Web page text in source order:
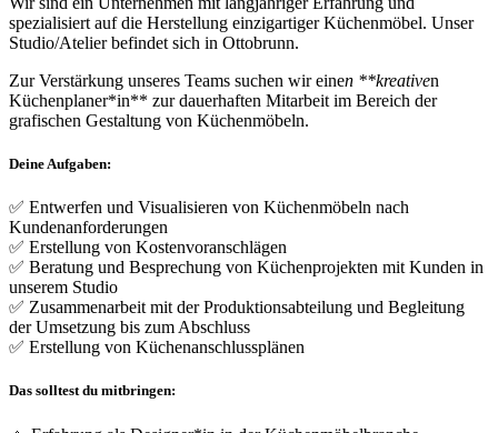
spezialisiert auf die Herstellung einzigartiger Küchenmöbel. Unser
Studio/Atelier befindet sich in Ottobrunn.
Zur Verstärkung unseres Teams suchen wir einen **kreativen
Küchenplaner*in** zur dauerhaften Mitarbeit im Bereich der
grafischen Gestaltung von Küchenmöbeln.
Deine Aufgaben:
✅ Entwerfen und Visualisieren von Küchenmöbeln nach
Kundenanforderungen
✅ Erstellung von Kostenvoranschlägen
✅ Beratung und Besprechung von Küchenprojekten mit Kunden in
unserem Studio
✅ Zusammenarbeit mit der Produktionsabteilung und Begleitung
der Umsetzung bis zum Abschluss
✅ Erstellung von Küchenanschlussplänen
Das solltest du mitbringen: